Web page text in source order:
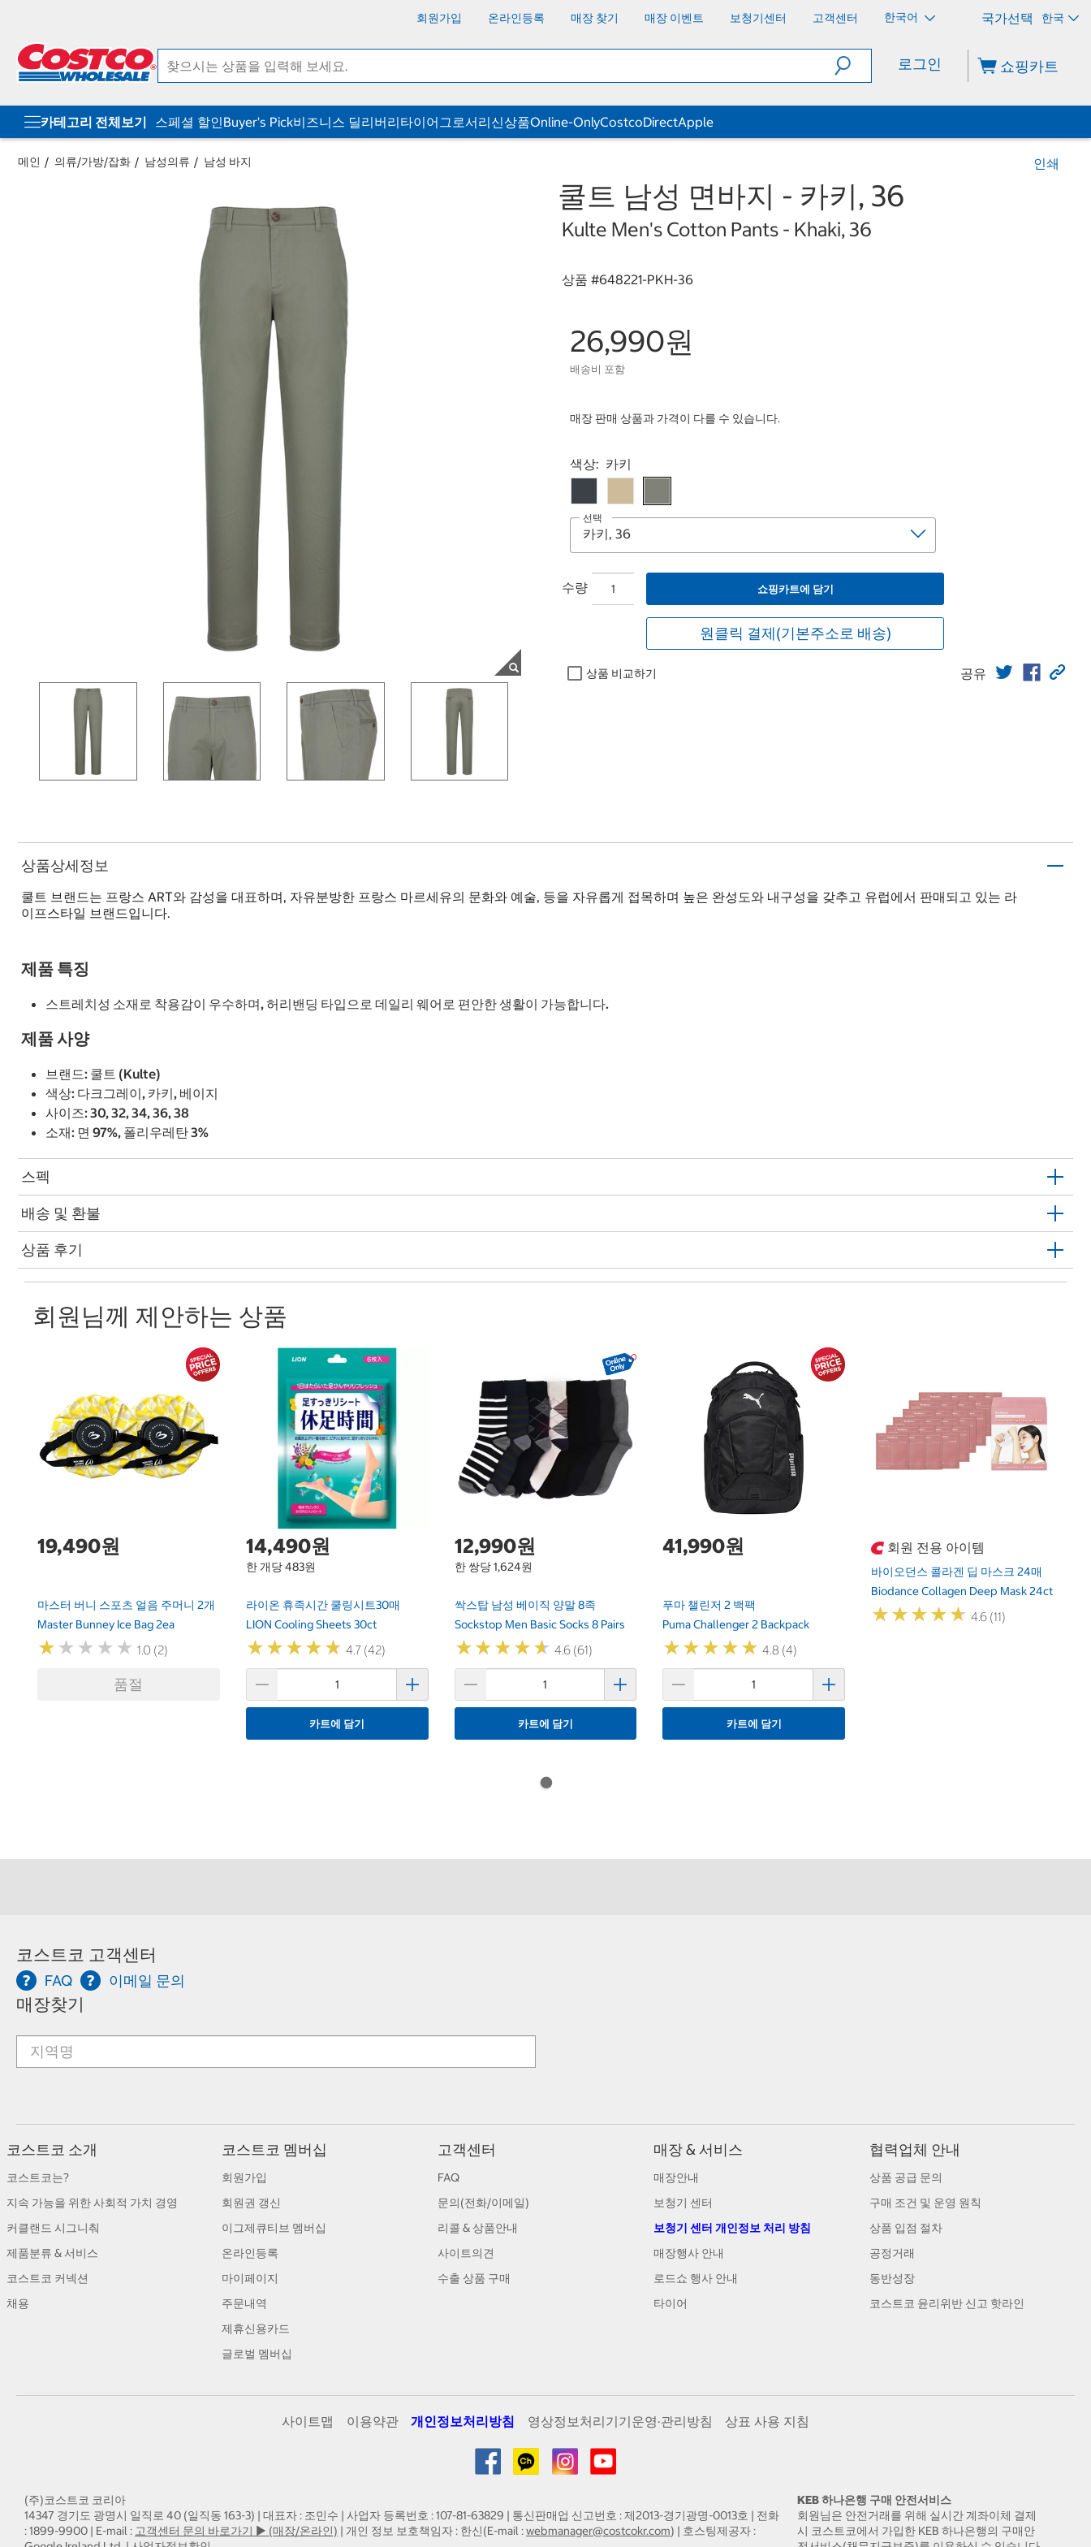
회원가입 온라인등록 매장 찾기 매장 이벤트 보청기센터 고객센터 한국어 한국
로그인 쇼핑카트
카테고리 전체보기 스페셜 할인Buyer's Pick비즈니스 딜리버리타이어그로서리신상품Online-OnlyCostcoDirectApple
메인 의류/가방/잡화 남성의류 남성 바지 인쇄
쿨트 남성 면바지 - 카키, 36
Kulte Men's Cotton Pants - Khaki, 36
상품 #648221-PKH-36
26,990원
배송비 포함
매장 판매 상품과 가격이 다를 수 있습니다.
Select product
색상: 카키
선택
수량 쇼핑카트에 담기
원클릭 결제(기본주소로 배송)
상품 비교하기 공유
상품상세정보
쿨트 브랜드는 프랑스 ART와 감성을 대표하며, 자유분방한 프랑스 마르세유의 문화와 예술, 등을 자유롭게 접목하며 높은 완성도와 내구성을 갖추고 유럽에서 판매되고 있는 라
이프스타일 브랜드입니다.
제품 특징
스트레치성 소재로 착용감이 우수하며, 허리밴딩 타입으로 데일리 웨어로 편안한 생활이 가능합니다.
제품 사양
브랜드: 쿨트 (Kulte)
색상: 다크그레이, 카키, 베이지
사이즈: 30, 32, 34, 36, 38
소재: 면 97%, 폴리우레탄 3%
스펙
배송 및 환불
상품 후기
회원님께 제안하는 상품
19,490원
마스터 버니 스포츠 얼음 주머니 2개
Master Bunney Ice Bag 2ea
★ ★ ★ ★ ★
★ ★ ★ ★ ★ 1.0 (2)
품절
14,490원
한 개당 483원
라이온 휴족시간 쿨링시트30매
LION Cooling Sheets 30ct
★★★★★
★★★★★ 4.7 (42)
카트에 담기
12,990원
한 쌍당 1,624원
싹스탑 남성 베이직 양말 8족
Sockstop Men Basic Socks 8 Pairs
★★★★★
★★★★★ 4.6 (61)
카트에 담기
41,990원
푸마 챌린저 2 백팩
Puma Challenger 2 Backpack
★★★★★
★★★★★ 4.8 (4)
카트에 담기
회원 전용 아이템
바이오던스 콜라겐 딥 마스크 24매
Biodance Collagen Deep Mask 24ct
★★★★★
★★★★★ 4.6 (11)
코스트코 고객센터
FAQ 이메일 문의
매장찾기
코스트코 소개
코스트코는?
지속 가능을 위한 사회적 가치 경영
커클랜드 시그니춰
제품분류 & 서비스
코스트코 커넥션
채용
코스트코 멤버십
회원가입
회원권 갱신
이그제큐티브 멤버십
온라인등록
마이페이지
주문내역
제휴신용카드
글로벌 멤버십
고객센터
FAQ
문의(전화/이메일)
리콜 & 상품안내
사이트의견
수출 상품 구매
매장 & 서비스
매장안내
보청기 센터
보청기 센터 개인정보 처리 방침
매장행사 안내
로드쇼 행사 안내
타이어
협력업체 안내
상품 공급 문의
구매 조건 및 운영 원칙
상품 입점 절차
공정거래
동반성장
코스트코 윤리위반 신고 핫라인
사이트맵 이용약관 개인정보처리방침 영상정보처리기기운영·관리방침 상표 사용 지침
(주)코스트코 코리아
14347 경기도 광명시 일직로 40 (일직동 163-3) | 대표자 : 조민수 | 사업자 등록번호 : 107-81-63829 | 통신판매업 신고번호 : 제2013-경기광명-0013호 | 전화
: 1899-9900 | E-mail : 고객센터 문의 바로가기 ▶ (매장/온라인) | 개인 정보 보호책임자 : 한신(E-mail :webmanager@costcokr.com) | 호스팅제공자 :
KEB 하나은행 구매 안전서비스
회원님은 안전거래를 위해 실시간 계좌이체 결제
시 코스트코에서 가입한 KEB 하나은행의 구매안